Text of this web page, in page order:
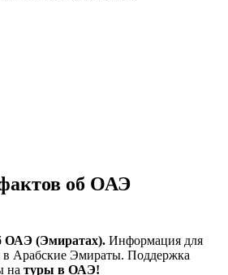
об ОАЭ
ОАЭ (Эмиратах). Информация для
в Арабские Эмираты. Поддержка
на туры в ОАЭ!